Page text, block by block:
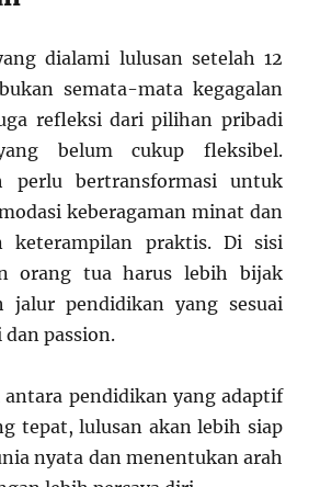
dialami lulusan setelah 12
semata-mata kegagalan
refleksi dari pilihan pribadi
belum cukup fleksibel.
perlu bertransformasi untuk
keberagaman minat dan
keterampilan praktis. Di sisi
orang tua harus lebih bijak
jalur pendidikan yang sesuai
passion.
antara pendidikan yang adaptif
tepat, lulusan akan lebih siap
nyata dan menentukan arah